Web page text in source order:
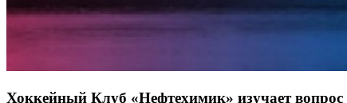
Хоккейный Клуб «Нефтехимик» изучает